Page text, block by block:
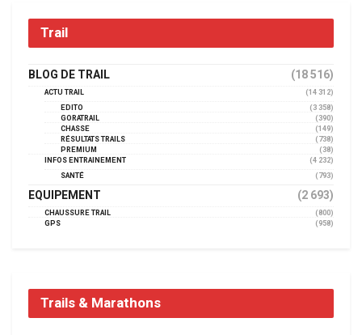
Trail
BLOG DE TRAIL (18 516)
ACTU TRAIL
(14 312)
EDITO
(3 358)
GORATRAIL
(390)
CHASSE
(149)
RÉSULTATS TRAILS
(738)
PREMIUM
(38)
INFOS ENTRAINEMENT
(4 232)
SANTÉ
(793)
EQUIPEMENT (2 693)
CHAUSSURE TRAIL
(800)
GPS
(958)
Trails & Marathons